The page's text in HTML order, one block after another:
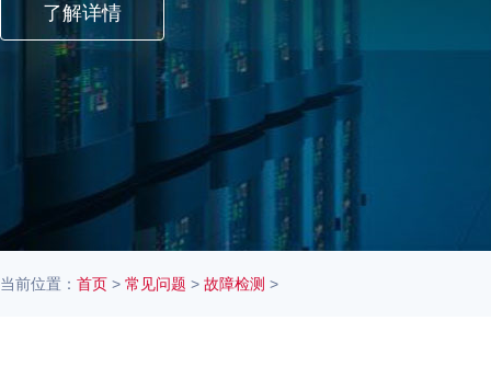
当前位置： 首页 > 常见问题 > 故障检测 >